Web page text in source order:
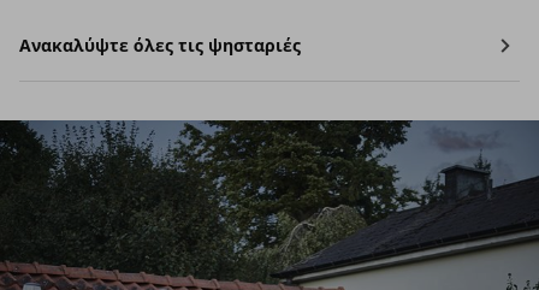
Ανακαλύψτε όλες τις ψησταριές